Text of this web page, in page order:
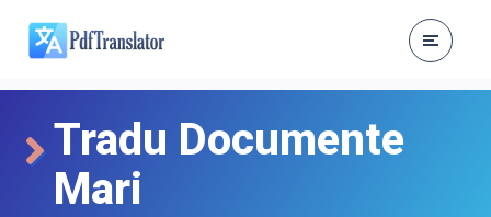
Tradu Documente
Mari